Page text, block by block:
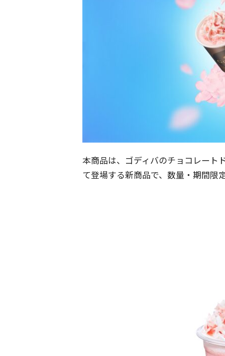
本商品は、ゴディバのチョコレート
て登場する新商品で、数量・期間限